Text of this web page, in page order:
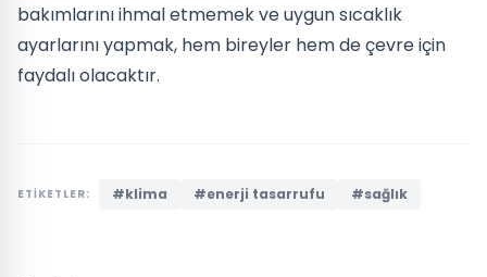
bakımlarını ihmal etmemek ve uygun sıcaklık
ayarlarını yapmak, hem bireyler hem de çevre için
faydalı olacaktır.
ETİKETLER: #klima #enerji tasarrufu #sağlık